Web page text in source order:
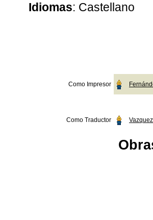
Idiomas: Castellano
Como Impresor
Como Traductor